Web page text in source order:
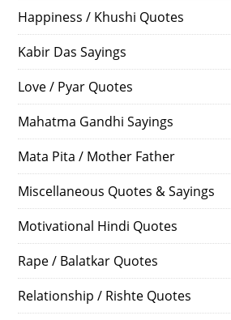
Happiness / Khushi Quotes
Kabir Das Sayings
Love / Pyar Quotes
Mahatma Gandhi Sayings
Mata Pita / Mother Father
Miscellaneous Quotes & Sayings
Motivational Hindi Quotes
Rape / Balatkar Quotes
Relationship / Rishte Quotes